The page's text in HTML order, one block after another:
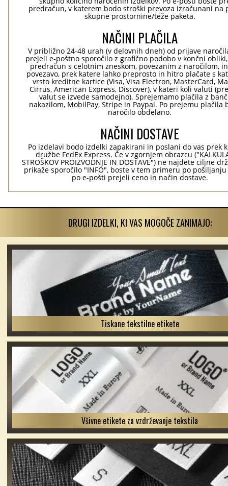
predračun, v katerem bodo stroški prevoza izračunani na
skupne prostornine/teže paketa.
NAČINI PLAČILA
V približno 24-48 urah (v delovnih dneh) od prijave
prejeli e-poštno sporočilo z grafično podobo v končni
predračun s celotnim zneskom, povezanim z naročilom,
povezavo, prek katere lahko preprosto in hitro plačate s
vrsto kreditne kartice (Visa, Visa Electron, MasterCard,
Cirrus, American Express, Discover), v kateri koli valuti
valut se izvede samodejno). Sprejemamo plačila z
nakazilom, MobilPay, Stripe in Paypal. Po prejemu plačila
naročilo obdelano.
NAČINI DOSTAVE
Po izdelavi bodo izdelki zapakirani in poslani do vas prek
družbe FedEx Express. Če v zgornjem obrazcu
STROŠKOV PROIZVODNJE IN DOSTAVE") ne najdete ciljne
prikaže sporočilo "INFO", boste v tem primeru po
po e-pošti prejeli ceno in način dostave.
DRUGI IZDELKI, KI VAS MOGOČE ZANIMAJO:
Tiskane tekstilne etikete
Všivne etikete za vzdrževanje tekstila